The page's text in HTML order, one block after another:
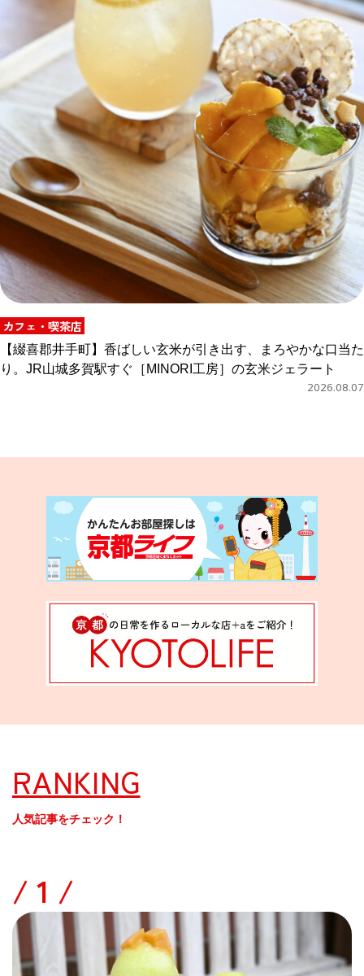
カフェ・喫茶店
【綴喜郡井手町】香ばしい玄米が引き出す、まろやかな口当た
り。JR山城多賀駅すぐ［MINORI工房］の玄米ジェラート
2026.08.07
RANKING
人気記事をチェック！
/